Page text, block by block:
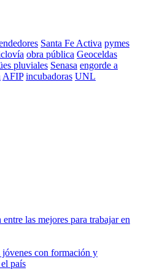
Santa Fe Activa pymes
obra pública Geoceldas
pluviales Senasa engorde a
AFIP incubadoras UNL
entre las mejores para trabajar en
con formación y
país